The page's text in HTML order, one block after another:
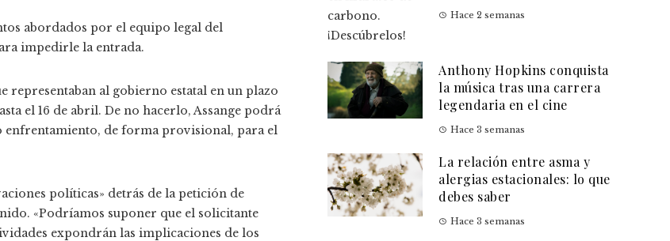
abordados por el equipo legal del
impedirle la entrada.
representaban al gobierno estatal en un plazo
el 16 de abril. De no hacerlo, Assange podrá
de forma provisional, para el
políticas» detrás de la petición de
«Podríamos suponer que el solicitante
expondrán las implicaciones de los
Hace 2 semanas
Anthony Hopkins conquista
la música tras una carrera
legendaria en el cine
Hace 3 semanas
La relación entre asma y
alergias estacionales: lo que
debes saber
Hace 3 semanas